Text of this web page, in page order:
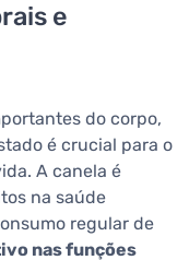
e
do corpo,
é crucial para o
A canela é
na saúde
regular de
nas funções